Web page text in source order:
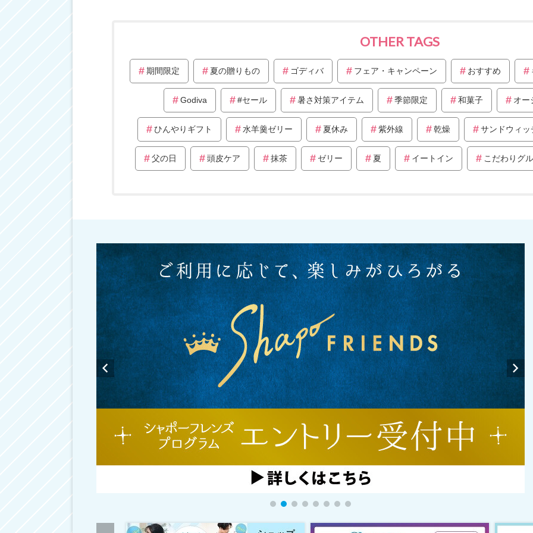
OTHER TAGS
期間限定 夏の贈りもの ゴディバ フェア・キャンペーン おすすめ
Godiva #セール 暑さ対策アイテム 季節限定 和菓子 オー
ひんやりギフト 水羊羹ゼリー 夏休み 紫外線 乾燥 サンドウィッ
父の日 頭皮ケア 抹茶 ゼリー 夏 イートイン こだわりグ